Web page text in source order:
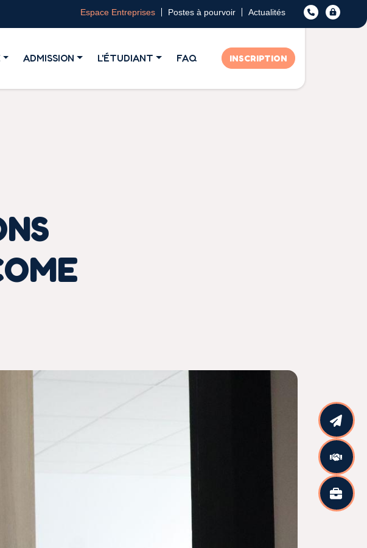
ADMISSION L'ÉTUDIANT FAQ INSCRIPTION
Espace Entreprises Postes à pourvoir Actualités